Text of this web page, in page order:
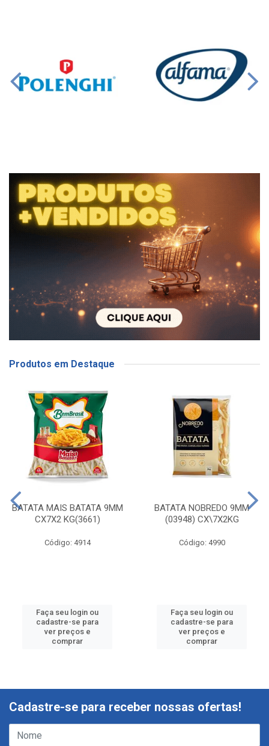
Produtos em Destaque
BATATA MAIS BATATA 9MM
CX7X2 KG(3661)
Código: 4914
Faça seu login ou
cadastre-se para
ver preços e
comprar
BATATA NOBREDO 9MM
(03948) CX\7X2KG
Código: 4990
Faça seu login ou
cadastre-se para
ver preços e
comprar
Cadastre-se para receber nossas ofertas!